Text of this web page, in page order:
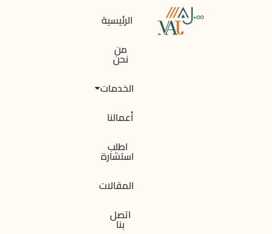
الرئيسية
من
نحن
الخدمات
أعمالنا
اطلب
استشارة
المقالات
اتصل
بنا